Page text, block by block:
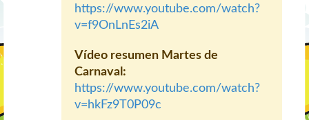
https://www.youtube.com/watch?
v=f9OnLnEs2iA
Vídeo resumen Martes de
Carnaval:
https://www.youtube.com/watch?
v=hkFz9T0P09c